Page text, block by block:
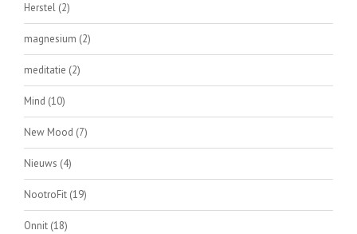
Herstel (2)
magnesium (2)
meditatie (2)
Mind (10)
New Mood (7)
Nieuws (4)
NootroFit (19)
Onnit (18)